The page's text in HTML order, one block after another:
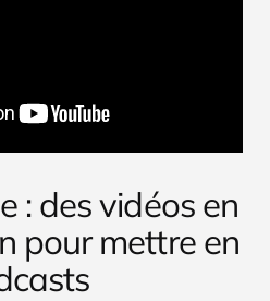
: des vidéos en
pour mettre en